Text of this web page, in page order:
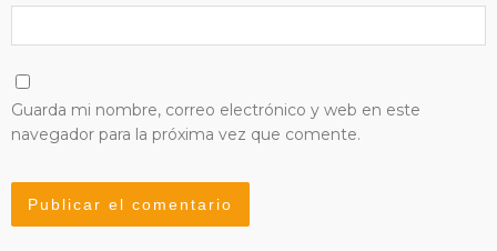
Guarda mi nombre, correo electrónico y web en este
navegador para la próxima vez que comente.